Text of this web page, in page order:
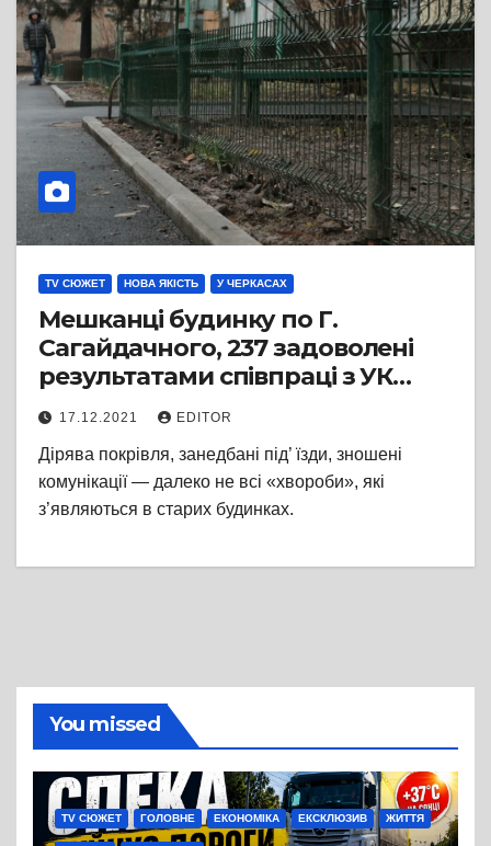
TV СЮЖЕТ НОВА ЯКІСТЬ У ЧЕРКАСАХ
Мешканці будинку по Г.
Сагайдачного, 237 задоволені
результатами співпраці з УК
«Нова якість»
17.12.2021 EDITOR
Дірява покрівля, занедбані під’ їзди, зношені
комунікації — далеко не всі «хвороби», які
з’являються в старих будинках.
You missed
TV СЮЖЕТ ГОЛОВНЕ ЕКОНОМІКА ЕКСКЛЮЗИВ ЖИТТЯ